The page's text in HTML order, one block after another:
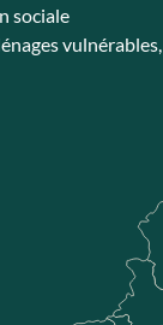
sociale
vulnérables,